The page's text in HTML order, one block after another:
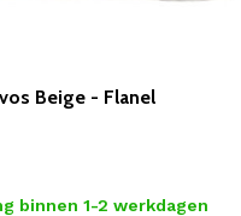
Beige - Flanel
binnen 1-2 werkdagen